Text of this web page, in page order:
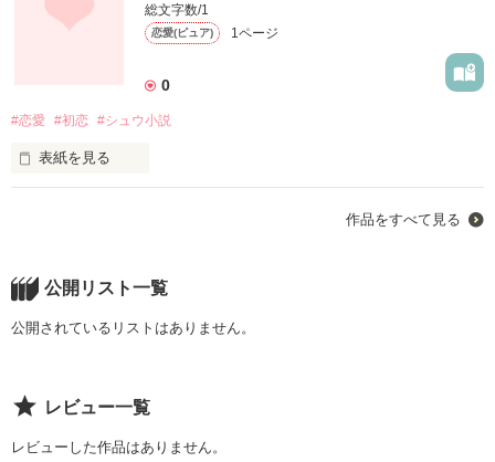
総文字数/1
恋愛(ピュア) 1ページ
0
#恋愛 #初恋 #シュウ小説
表紙を見る
作品をすべて見る
公開リスト一覧
公開されているリストはありません。
レビュー一覧
レビューした作品はありません。